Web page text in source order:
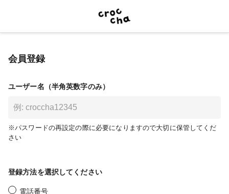
会員登録
ユーザー名（半角英数字のみ）
※パスワードの再設定の際に必要になりますので大切に保管してくだ
さい
登録方法を選択してください
電話番号